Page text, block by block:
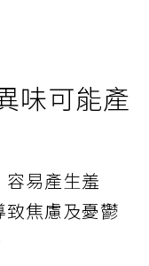
味可能產
易產生羞
焦慮及憂鬱